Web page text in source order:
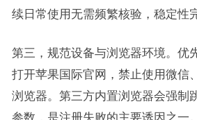
续日常使用无需频繁核验，稳定性
第三，规范设备与浏览器环境。优
打开苹果国际官网，禁止使用微信
浏览器。第三方内置浏览器会强制
参数，是注册失败的主要诱因之一